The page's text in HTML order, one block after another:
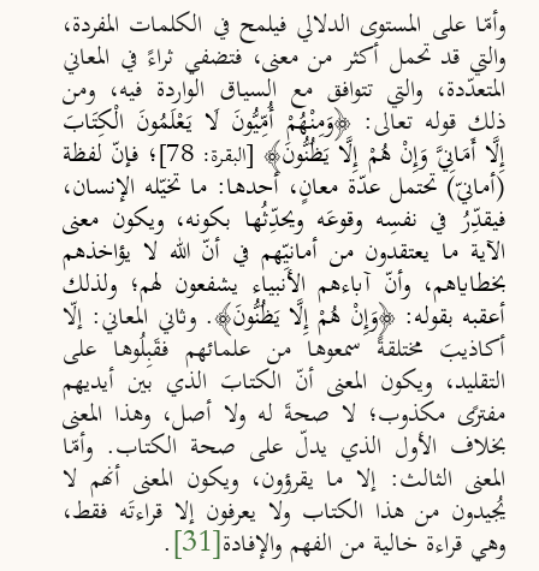
وأمّا على المستوى الدلالي فيلمح في الكلمات المفردة،
والتي قد تحمل أكثر من معنى، فتضفي ثراءً في المعاني
المتعدّدة، والتي تتوافق مع السياق الواردة فيه، ومن
ذلك قوله تعالى: ﴿وَمِنْهُمْ أُمِّيُّونَ لَا يَعْلَمُونَ الْكِتَابَ
إِلَّا أَمَانِيَّ وَإِنْ هُمْ إِلَّا يَظُنُّونَ﴾ [البقرة: 78] ؛ فإن لفظة
(أمانيّ) تحتمل عدة معانٍ، أحدها: ما تخيله الإنسان،
فيقدرفي نفسه وقوعه ويحدثها بكونه، ويكون معنى
الآية ما يعتقدون من أمانيهم في أن الله لا يؤاخذهم
بخطاياهم، وأن آباءهم الأنبياء يشفعون لهم؛ ولذلك
أعقبه بقوله: ﴿وَإِنْ هُمْ إِلَّا يَظُنُّونَ﴾. وثاني المعاني: إلّا
أكاذيبَ مختلقةً سمعوها من علمائهم فقَبِلُوها على
التقليد، ويكون المعنى أنّ الكتابَ الذي بين أيديهم
مفترًى مكذوب؛ لا صحةَ له ولا أصل، وهذا المعنى
بخلاف الأول الذي يدلّ على صحة الكتاب. وأمّا
المعنى الثالث: إلا ما يقرؤون، ويكون المعنى أنهم لا
يُجيدون من هذا الكتاب ولا يعرفون إلا قراءتَه فقط،
وهي قراءة خالية من الفهم والإفادة[31]
.